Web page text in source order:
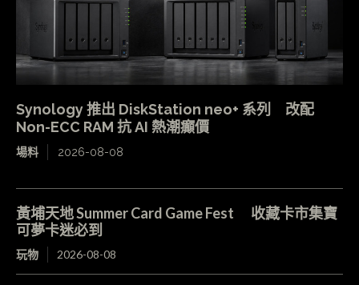
Synology 推出 DiskStation neo+ 系列 改配
Non-ECC RAM 抗 AI 熱潮癲價
場料 2026-08-08
黃埔天地 Summer Card Game Fest 收藏卡市集寶
可夢卡迷必到
玩物 2026-08-08